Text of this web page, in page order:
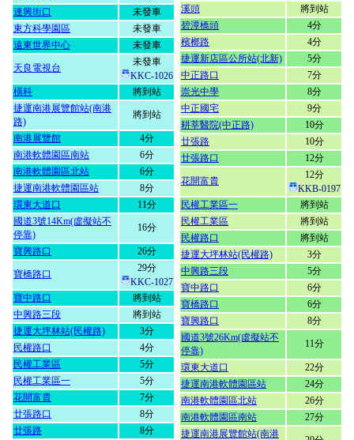
連興街口
未發車
東方科學園區
未發車
遠東世界中心
未發車
天良電視台
未發車
KKC-1026
橫科
將到站
捷運南港展覽館站(南港
路)
將到站
南港展覽館
4分
南港軟體園區南站
6分
南港軟體園區北站
6分
捷運南港軟體園區站
8分
環東大道口
11分
國道3號14Km(虛擬站不
停靠)
16分
寶興路口 26分
寶橋路口
29分
KKC-1027
寶中路口
將到站
中興路三段
將到站
捷運大坪林站(民權路)
3分
民權路口
4分
民權工業區
5分
民權工業區一
5分
花開富貴
7分
廿張路口
8分
廿張路
8分
溪頭
將到站
碧潭橋頭
4分
檳榔路
4分
捷運新店區公所站(北新)
5分
中正路口
7分
崇光中學
8分
中正國宅
9分
耕莘醫院(中正路)
10分
廿張路
10分
廿張路口
12分
花開富貴
12分
KKB-0197
民權工業區一
將到站
民權工業區
將到站
民權路口
將到站
捷運大坪林站(民權路)
3分
中興路三段
5分
寶中路口
6分
寶橋路口
6分
寶興路口
8分
國道3號26Km(虛擬站不
停靠)
11分
環東大道口
22分
捷運南港軟體園區站
24分
南港軟體園區北站
26分
南港軟體園區南站
27分
捷運南港展覽館站(南港